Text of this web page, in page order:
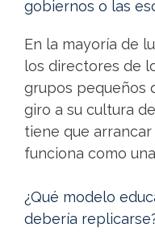
gobiernos o las
En la mayoría de
los directores de
grupos pequeños
giro a su cultura
tiene que
funciona como
¿Qué modelo
debería